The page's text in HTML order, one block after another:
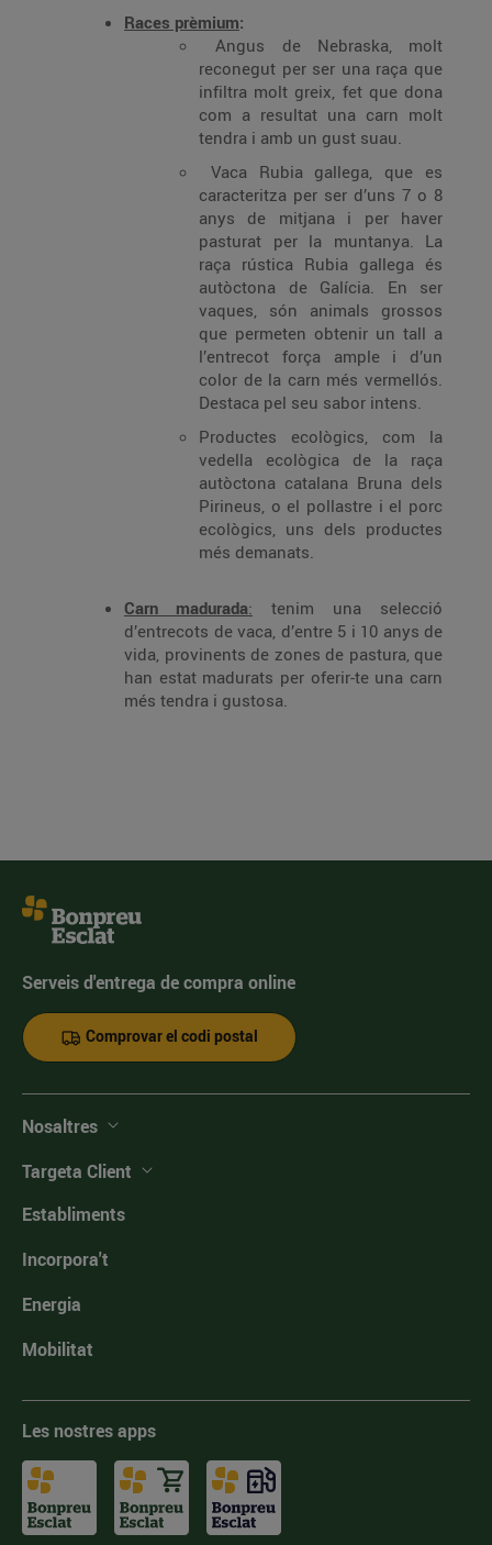
Races prèmium:
Angus de Nebraska, molt
reconegut per ser una raça que
infiltra molt greix, fet que dona
com a resultat una carn molt
tendra i amb un gust suau.
Vaca Rubia gallega, que es
caracteritza per ser d’uns 7 o 8
anys de mitjana i per haver
pasturat per la muntanya. La
raça rústica Rubia gallega és
autòctona de Galícia. En ser
vaques, són animals grossos
que permeten obtenir un tall a
l’entrecot força ample i d’un
color de la carn més vermellós.
Destaca pel seu sabor intens.
Productes ecològics, com la
vedella ecològica de la raça
autòctona catalana Bruna dels
Pirineus, o el pollastre i el porc
ecològics, uns dels productes
més demanats.
Carn madurada: tenim una selecció
d’entrecots de vaca, d’entre 5 i 10 anys de
vida, provinents de zones de pastura, que
han estat madurats per oferir-te una carn
més tendra i gustosa.
Serveis d'entrega de compra online
Comprovar el codi postal
Nosaltres
Targeta Client
Establiments
Incorpora't
Energia
Mobilitat
Les nostres apps